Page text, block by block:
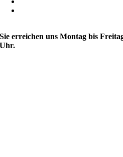
Sie erreichen uns Montag bis
Uhr.